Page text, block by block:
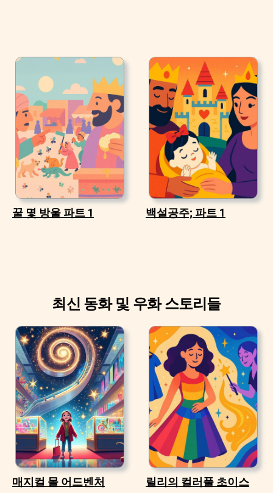
꿀 몇 방울 파트 1 백설공주; 파트 1
최신 동화 및 우화 스토리들
매지컬 몰 어드벤처 릴리의 컬러풀 초이스